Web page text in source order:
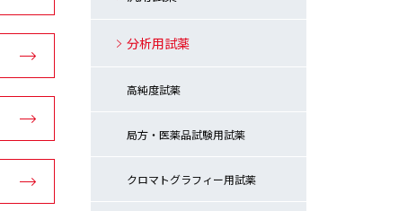
分析用試薬
高純度試薬
局方・医薬品試験用試薬
クロマトグラフィー用試薬